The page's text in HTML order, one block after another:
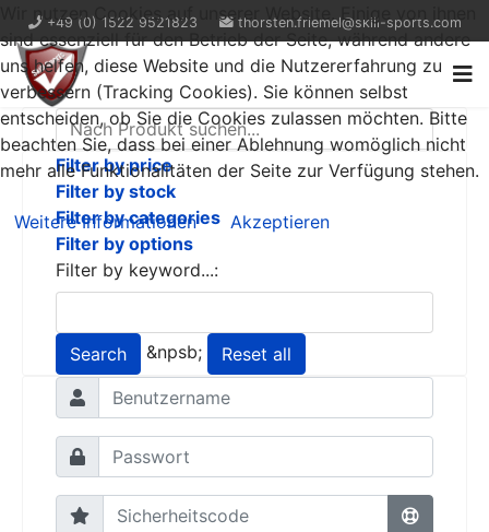
+49 (0) 1522 9521823 thorsten.friemel@skill-sports.com
Filter by price
Filter by stock
Filter by categories
Filter by options
Filter by keyword...:
Search &npsb; Reset all
Wir nutzen Cookies auf unserer Website. Einige von ihnen
sind essenziell für den Betrieb der Seite, während andere
uns helfen, diese Website und die Nutzererfahrung zu
verbessern (Tracking Cookies). Sie können selbst
entscheiden, ob Sie die Cookies zulassen möchten. Bitte
beachten Sie, dass bei einer Ablehnung womöglich nicht
mehr alle Funktionalitäten der Seite zur Verfügung stehen.
Weitere Informationen Akzeptieren